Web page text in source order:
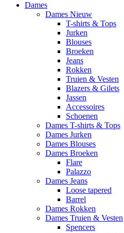
Dames
Dames Nieuw
T-shirts & Tops
Jurken
Blouses
Broeken
Jeans
Rokken
Truien & Vesten
Blazers & Gilets
Jassen
Accessoires
Schoenen
Dames T-shirts & Tops
Dames Jurken
Dames Blouses
Dames Broeken
Flare
Palazzo
Dames Jeans
Loose tapered
Barrel
Dames Rokken
Dames Truien & Vesten
Spencers